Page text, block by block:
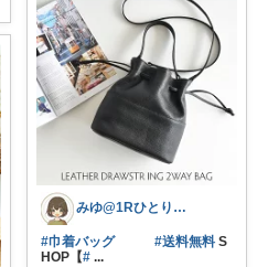
みゆ@1Rひとり暮らし
#巾着バッグ #送料無料 S
HOP【# ...